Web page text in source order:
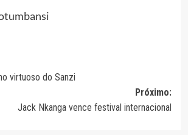
virtuoso do Sanzi
Próximo:
Jack Nkanga vence festival internacional